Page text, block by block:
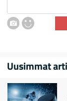
Uusimmat